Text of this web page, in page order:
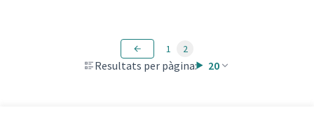
Resultats per pàgina: 20
1 2